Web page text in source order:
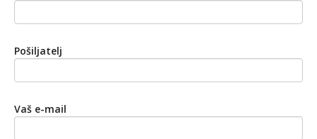
Pošiljatelj
Vaš e-mail